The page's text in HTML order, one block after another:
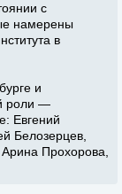
с
намерены
в
и
роли —
Евгений
Белозерцев,
Прохорова,